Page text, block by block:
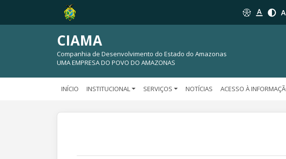
CIAMA
Companhia de Desenvolvimento do Estado do Amazonas
UMA EMPRESA DO POVO DO AMAZONAS
INÍCIO INSTITUCIONAL SERVIÇOS NOTÍCIAS ACESSO À